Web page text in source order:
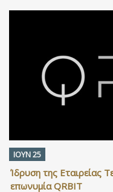
ΙΟΥΝ 25
Ίδρυση της Εταιρείας
επωνυμία QRBIT